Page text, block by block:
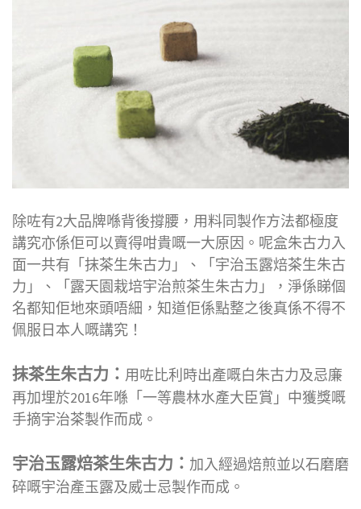
除咗有2大品牌喺背後撐腰，用料同製作方法都極度
講究亦係佢可以賣得咁貴嘅一大原因。呢盒朱古力入
面一共有「抹茶生朱古力」、「宇治玉露焙茶生朱古
力」、「露天園栽培宇治煎茶生朱古力」，淨係睇個
名都知佢地來頭唔細，知道佢係點整之後真係不得不
佩服日本人嘅講究！
抹茶生朱古力： 用咗比利時出產嘅白朱古力及忌廉
再加埋於2016年喺「一等農林水產大臣賞」中獲獎嘅
手摘宇治茶製作而成。
宇治玉露焙茶生朱古力： 加入經過焙煎並以石磨磨
碎嘅宇治產玉露及威士忌製作而成。